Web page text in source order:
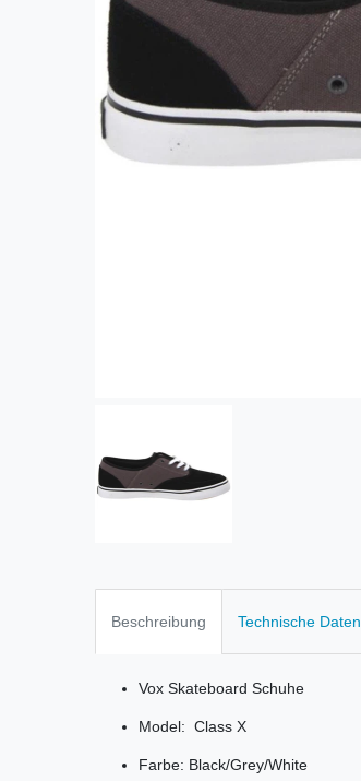
Beschreibung Technische Daten
Vox Skateboard Schuhe
Model: Class X
Farbe: Black/Grey/White